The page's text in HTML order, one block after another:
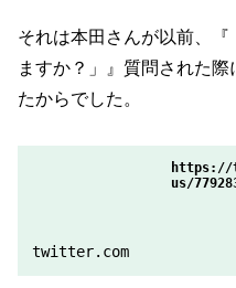
それは本田さんが以前、
ますか？」』質問された
たからでした。
https://
us/
twitter.com